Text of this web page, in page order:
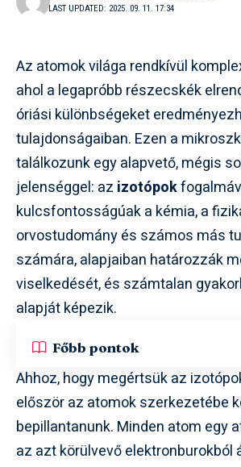
LAST UPDATED: 2025. 09. 11. 17:34
Az atomok világa rendkívül
ahol a legapróbb részecskék
óriási különbségeket
tulajdonságaiban. Ezen a
találkozunk egy alapvető, mégis
jelenséggel: az izotópok
kulcsfontosságúak a kémia, a
orvostudomány és számos más
számára, alapjaiban határozzák
viselkedését, és számtalan
alapját képezik.
Főbb pontok
Ahhoz, hogy megértsük az
először az atomok szerkezetébe
bepillantanunk. Minden atom egy
az azt körülvevő elektronburokból